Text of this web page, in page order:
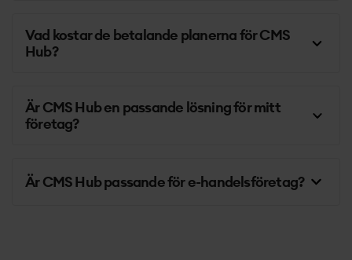
Vad kostar de betalande planerna för CMS
Hub?
Är CMS Hub en passande lösning för mitt
företag?
Är CMS Hub passande för e-handelsföretag?